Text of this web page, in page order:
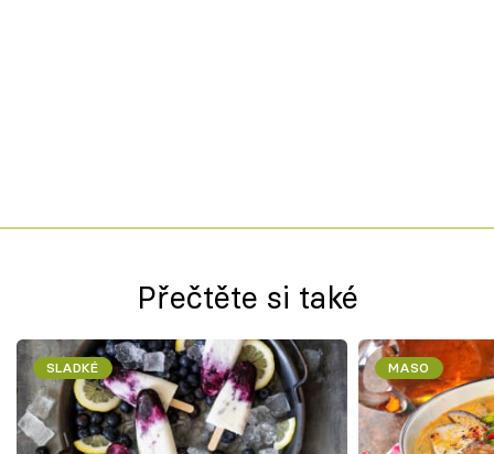
Přečtěte si také
SLADKÉ MASO